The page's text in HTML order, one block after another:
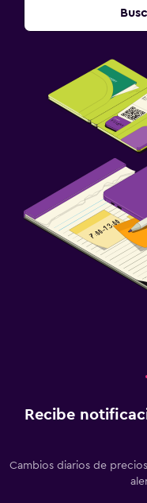
Recibe
Cambios diarios de